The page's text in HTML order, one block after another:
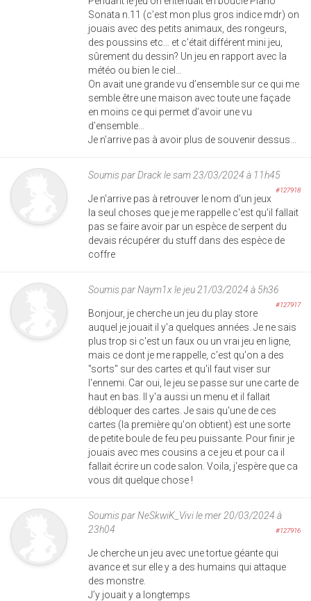
Sonata n.11 (c’est mon plus gros indice mdr) on
jouais avec des petits animaux, des rongeurs,
des poussins etc… et c’était différent mini jeu,
sûrement du dessin? Un jeu en rapport avec la
météo ou bien le ciel…
On avait une grande vu d’ensemble sur ce qui me
semble être une maison avec toute une façade
en moins ce qui permet d’avoir une vu
d’ensemble…
Je n’arrive pas à avoir plus de souvenir dessus…
Soumis parDrackle sam 23/03/2024 à 11h45
#127918
Je n'arrive pas à retrouver le nom d'un jeux
la seul choses que je me rappelle c'est qu'il fallait
pas se faire avoir par un espèce de serpent du
devais récupérer du stuff dans des espèce de
coffre
Soumis parNaym1xle jeu 21/03/2024 à 5h36
#127917
Bonjour, je cherche un jeu du play store
auquel je jouait il y'a quelques années. Je ne sais
plus trop si c'est un faux ou un vrai jeu en ligne,
mais ce dont je me rappelle, c'est qu'on a des
"sorts" sur des cartes et qu'il faut viser sur
l'ennemi. Car oui, le jeu se passe sur une carte de
haut en bas. Il y'a aussi un menu et il fallait
débloquer des cartes. Je sais qu'une de ces
cartes (la première qu'on obtient) est une sorte
de petite boule de feu peu puissante. Pour finir je
jouais avec mes cousins a ce jeu et pour ca il
fallait écrire un code salon. Voila, j'espère que ca
vous dit quelque chose !
Soumis parNeSkwiK_Vivile mer 20/03/2024 à
23h04
#127916
Je cherche un jeu avec une tortue géante qui
avance et sur elle y a des humains qui attaque
des monstre.
J’y jouait y a longtemps